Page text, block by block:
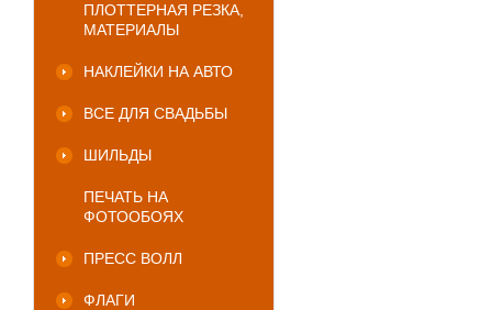
ПЛОТТЕРНАЯ РЕЗКА,
МАТЕРИАЛЫ
НАКЛЕЙКИ НА АВТО
ВСЕ ДЛЯ СВАДЬБЫ
ШИЛЬДЫ
ПЕЧАТЬ НА
ФОТООБОЯХ
ПРЕСС ВОЛЛ
ФЛАГИ